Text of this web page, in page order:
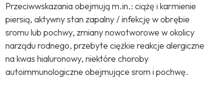
Przeciwwskazania obejmują m.in.: ciążę i karmienie
piersią, aktywny stan zapalny / infekcję w obrębie
sromu lub pochwy, zmiany nowotworowe w okolicy
narządu rodnego, przebyte ciężkie reakcje alergiczne
na kwas hialuronowy, niektóre choroby
autoimmunologiczne obejmujące srom i pochwę.